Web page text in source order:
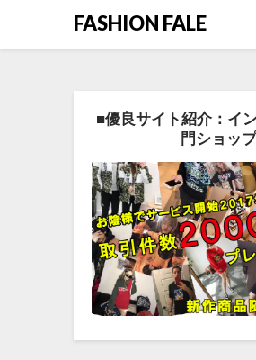
FASHION FALE
■優良サイト紹介：イ
門ショッ